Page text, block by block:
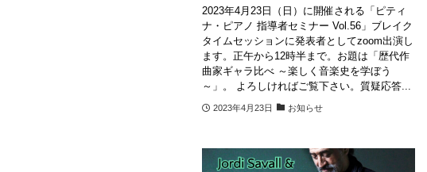
2023年4月23日（日）に開催される「ピティ
ナ・ピアノ 指導者セミナー Vol.56」ブレイク
タイムセッションに発表者としてzoom出演し
ます。正午から12時半まで。お題は「歴代作
曲家ギャラ比べ ～楽しく音楽史を学ぼう
～」。 よろしければご覧下さい。質疑応答...
2023年4月23日 お知らせ